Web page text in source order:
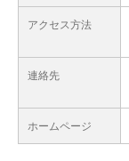
アクセス方法
連絡先
ホームページ